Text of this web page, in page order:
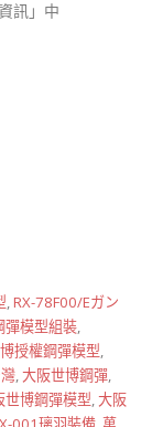
訊」中
,RX-78F00/Eガン
彈模型組裝,
授權鋼彈模型,
,大阪世博鋼彈,
世博鋼彈模型,大阪